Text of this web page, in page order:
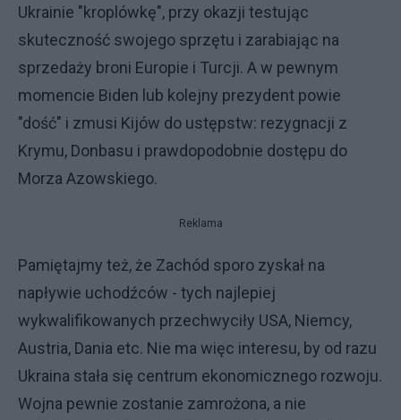
Ukrainie "kroplówkę", przy okazji testując
skuteczność swojego sprzętu i zarabiając na
sprzedaży broni Europie i Turcji. A w pewnym
momencie Biden lub kolejny prezydent powie
"dość" i zmusi Kijów do ustępstw: rezygnacji z
Krymu, Donbasu i prawdopodobnie dostępu do
Morza Azowskiego.
Reklama
Pamiętajmy też, że Zachód sporo zyskał na
napływie uchodźców - tych najlepiej
wykwalifikowanych przechwyciły USA, Niemcy,
Austria, Dania etc. Nie ma więc interesu, by od razu
Ukraina stała się centrum ekonomicznego rozwoju.
Wojna pewnie zostanie zamrożona, a nie